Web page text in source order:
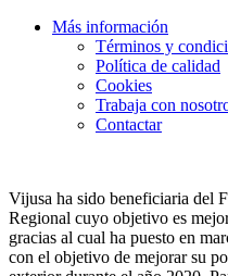
Más información
Términos y
Política de calidad
Cookies
Trabaja con
Contactar
Vijusa ha sido beneficiaria del
Regional cuyo objetivo es
gracias al cual ha puesto en
con el objetivo de mejorar su